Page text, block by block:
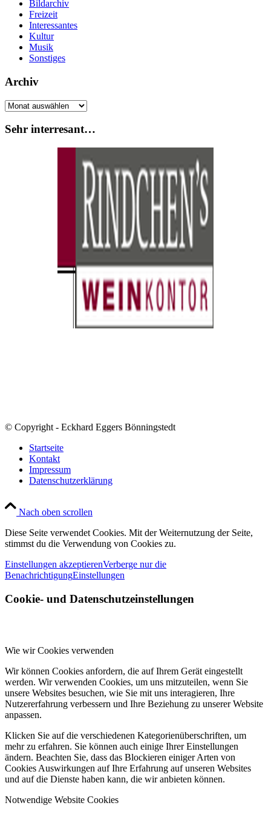
Bildarchiv
Freizeit
Interessantes
Kultur
Musik
Sonstiges
Archiv
Archiv
Sehr interresant…
© Copyright - Eckhard Eggers Bönningstedt
Startseite
Kontakt
Impressum
Datenschutzerklärung
Nach oben scrollen
Diese Seite verwendet Cookies. Mit der Weiternutzung der Seite,
stimmst du die Verwendung von Cookies zu.
Einstellungen akzeptierenVerberge nur die
BenachrichtigungEinstellungen
Cookie- und Datenschutzeinstellungen
Wie wir Cookies verwenden
Wir können Cookies anfordern, die auf Ihrem Gerät eingestellt
werden. Wir verwenden Cookies, um uns mitzuteilen, wenn Sie
unsere Websites besuchen, wie Sie mit uns interagieren, Ihre
Nutzererfahrung verbessern und Ihre Beziehung zu unserer Website
anpassen.
Klicken Sie auf die verschiedenen Kategorienüberschriften, um
mehr zu erfahren. Sie können auch einige Ihrer Einstellungen
ändern. Beachten Sie, dass das Blockieren einiger Arten von
Cookies Auswirkungen auf Ihre Erfahrung auf unseren Websites
und auf die Dienste haben kann, die wir anbieten können.
Notwendige Website Cookies